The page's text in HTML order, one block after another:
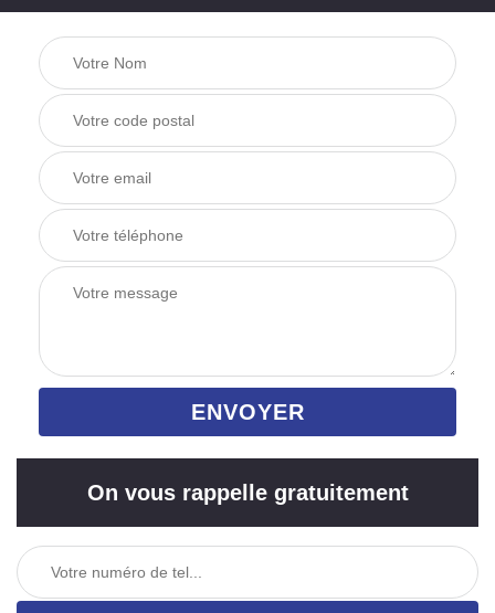
On vous rappelle gratuitement